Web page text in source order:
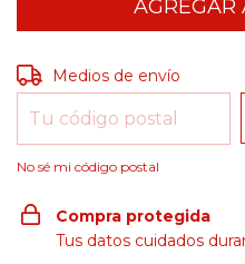
Entregas para el CP:
Medios de envío
No sé mi código postal
Compra protegida
Tus datos cuidados